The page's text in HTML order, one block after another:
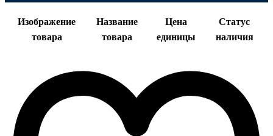
Изображение
товара
Название
товара
Цена
единицы
Статус
наличия